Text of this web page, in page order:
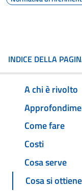
INDICE DELLA
A chi è rivolto
Come fare
Costi
Cosa serve
Cosa si ottiene